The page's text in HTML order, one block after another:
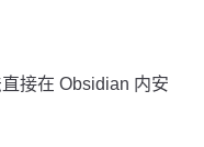
接在 Obsidian 内安